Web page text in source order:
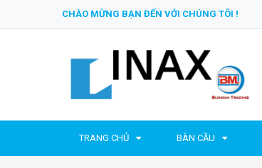
CHÀO MỪNG BẠN ĐẾN VỚI CHÚNG TÔI !
TRANG CHỦ BÀN CẦU